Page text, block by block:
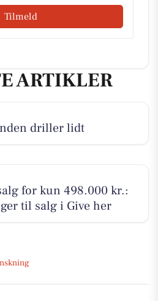
Tilmeld
ARTIKLER
driller lidt
for kun 498.000 kr.:
til salg i Give her